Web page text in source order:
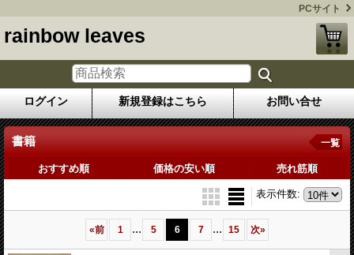
PCサイト
rainbow leaves
ログイン 新規登録はこちら お問い合せ
書籍 一覧
おすすめ順 価格の安い順 売れ筋順
表示件数:
«前 1 ... 5 6 7 ... 15 次»